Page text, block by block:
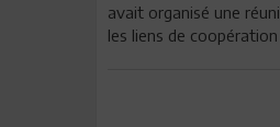
avait organisé une
les liens de